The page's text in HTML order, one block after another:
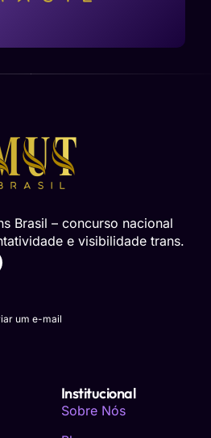
Brasil – concurso nacional
e visibilidade trans.
um e-mail
Institucional
Sobre Nós